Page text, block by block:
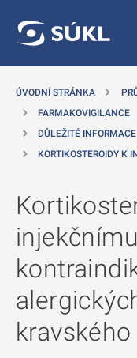
ÚVODNÍ STRÁNKA
FARMAKOVIGILANCE
DŮLEŽITÉ
KORTIKOSTEROIDY K